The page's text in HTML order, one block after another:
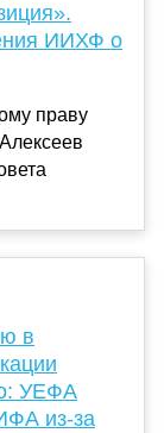
ИИХФ о
праву
в
УЕФА
из-за